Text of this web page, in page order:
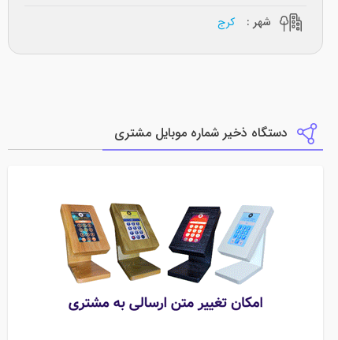
شهر :
کرج
دستگاه ذخیر شماره موبایل مشتری